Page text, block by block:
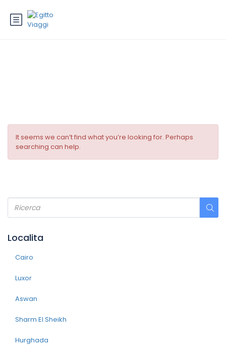
It seems we can’t find what you’re looking for. Perhaps
searching can help.
Localita
Cairo
Luxor
Aswan
Sharm El Sheikh
Hurghada